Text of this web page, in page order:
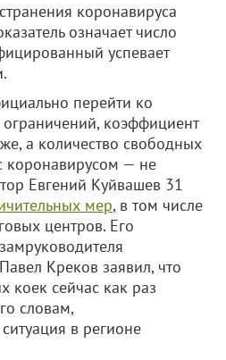
коронавируса
означает число
успевает
перейти ко
ограничений, коэффициент
а количество свободных
коронавирусом — не
Евгений Куйвашев 31
мер, в том числе
центров. Его
Креков заявил, что
коек сейчас как раз
словам,
в регионе